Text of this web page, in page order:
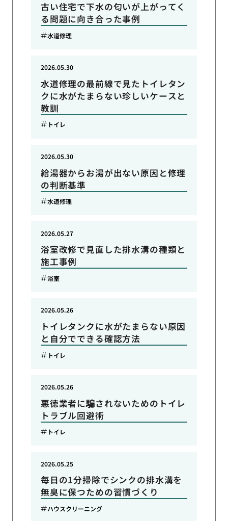
古い住宅で下水の匂いが上がってく
る問題に向き合った事例
水道修理
水道修理の最前線で見たトイレタン
クに水がたまらない珍しいケースと
教訓
2026.05.30
トイレ
給湯器からお湯が出ない原因と修理
の判断基準
2026.05.30
水道修理
浴室改修で見直した排水溝の種類と
施工事例
2026.05.27
浴室
トイレタンクに水がたまらない原因
と自分でできる確認方法
2026.05.26
トイレ
悪徳業者に騙されないためのトイレ
トラブル回避術
2026.05.26
トイレ
毎日の1分掃除でシンクの排水溝を
無臭に保つための習慣づくり
2026.05.25
ハウスクリーニング